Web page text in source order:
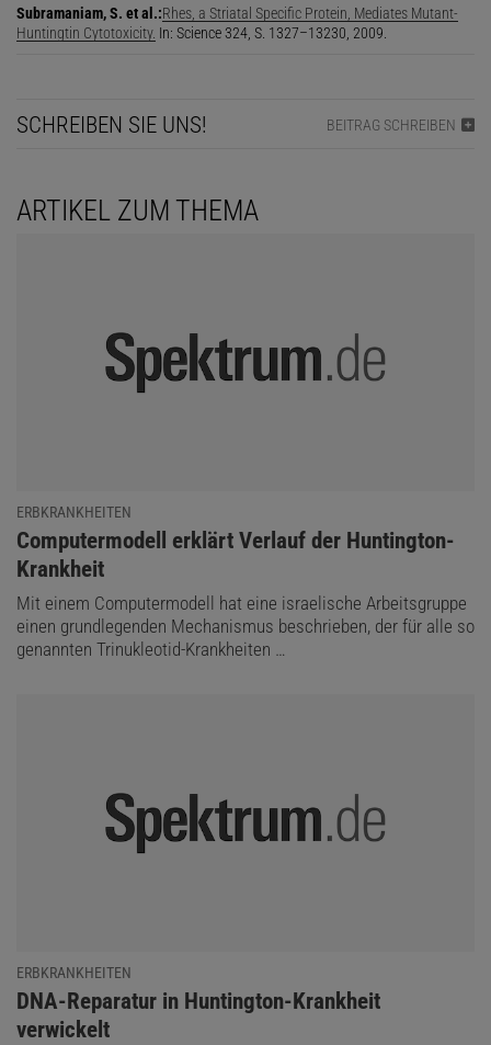
Subramaniam, S. et al.:Rhes, a Striatal Specific Protein, Mediates Mutant-
Huntingtin Cytotoxicity. In: Science 324, S. 1327–13230, 2009.
SCHREIBEN SIE UNS! BEITRAG SCHREIBEN
ARTIKEL ZUM THEMA
ERBKRANKHEITEN
:
Computermodell erklärt Verlauf der Huntington-
Krankheit
Mit einem Computermodell hat eine israelische Arbeitsgruppe
einen grundlegenden Mechanismus beschrieben, der für alle so
genannten Trinukleotid-Krankheiten …
ERBKRANKHEITEN
:
DNA-Reparatur in Huntington-Krankheit
verwickelt